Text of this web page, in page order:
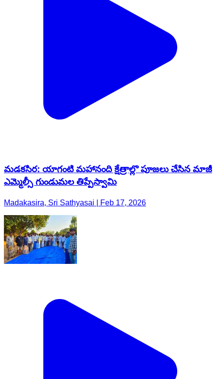
మడకసిర: యాగంటి మహానంది క్షేత్రాల్లొ పూజలు చేసిన మాజీ
ఎమ్మెల్సీ గుండుమల తిప్పేస్వామి
Madakasira, Sri Sathyasai | Feb 17, 2026